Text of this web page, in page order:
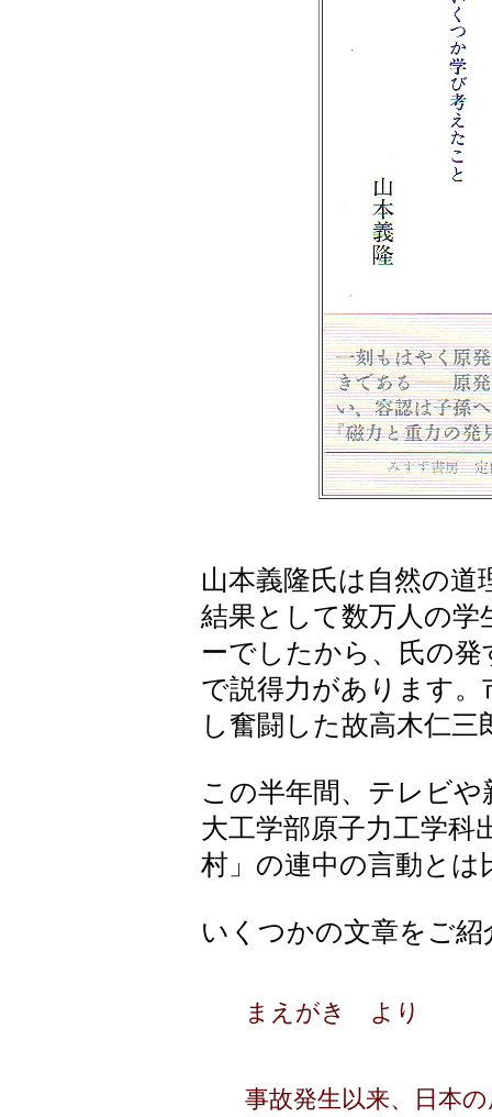
山本義隆氏は自然の
結果として数万人の
ーでしたから、氏の
で説得力があります
し奮闘した故高木仁
この半年間、テレビ
大工学部原子力工学科
村」の連中の言動と
いくつかの文章をご
まえがき より
事故発生以来、日本